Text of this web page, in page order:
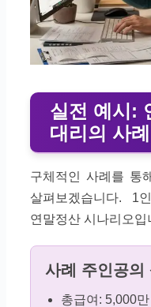
실전 예시:
대리의 사례
구체적인 사례를 통
살펴보겠습니다. 1
연말정산 시나리오입
사례 주인공의
총급여: 5,000